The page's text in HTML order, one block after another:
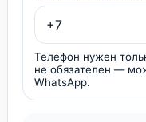
Телефон нужен
не обязателен —
WhatsApp.